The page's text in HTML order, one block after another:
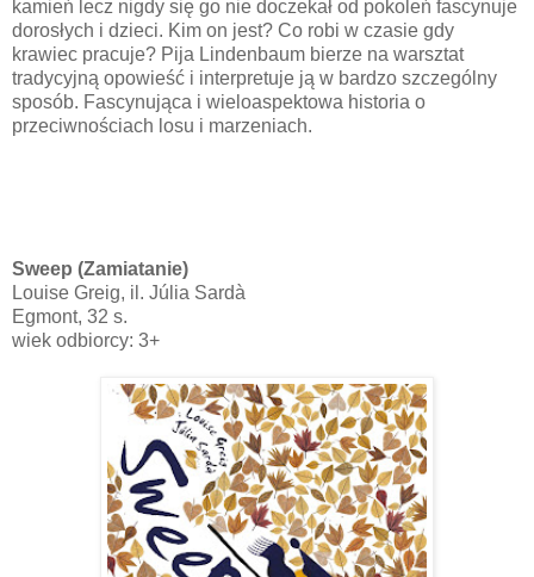
kamień lecz nigdy się go nie doczekał od pokoleń fascynuje
dorosłych i dzieci. Kim on jest? Co robi w czasie gdy
krawiec pracuje? Pija Lindenbaum bierze na warsztat
tradycyjną opowieść i interpretuje ją w bardzo szczególny
sposób. Fascynująca i wieloaspektowa historia o
przeciwnościach losu i marzeniach.
Sweep (Zamiatanie)
Louise Greig, il. Júlia Sardà
Egmont, 32 s.
wiek odbiorcy: 3+